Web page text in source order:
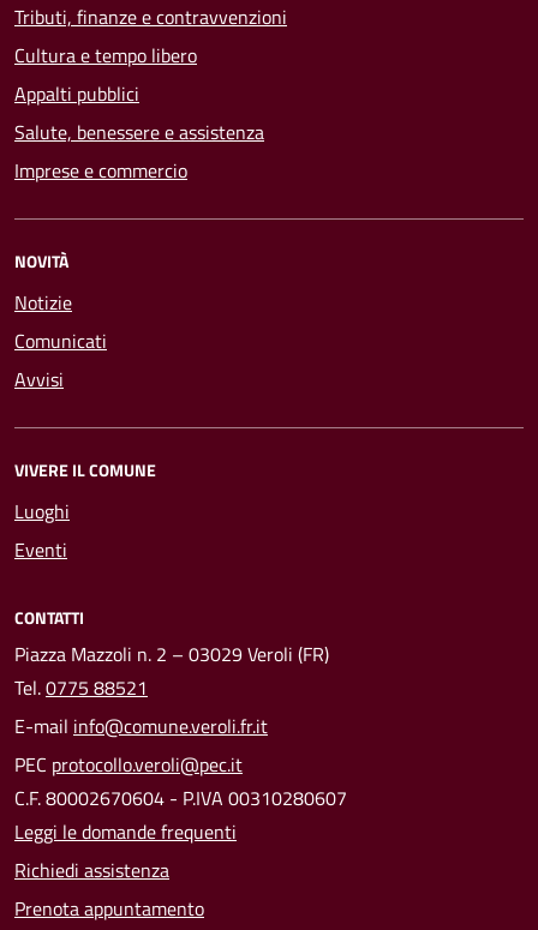
Tributi, finanze e contravvenzioni
Cultura e tempo libero
Appalti pubblici
Salute, benessere e assistenza
Imprese e commercio
NOVITÀ
Notizie
Comunicati
Avvisi
VIVERE IL COMUNE
Luoghi
Eventi
CONTATTI
Piazza Mazzoli n. 2 – 03029 Veroli (FR)
Tel.0775 88521
E-mail info@comune.veroli.fr.it
PEC protocollo.veroli@pec.it
C.F. 80002670604 - P.IVA 00310280607
Leggi le domande frequenti
Richiedi assistenza
Prenota appuntamento